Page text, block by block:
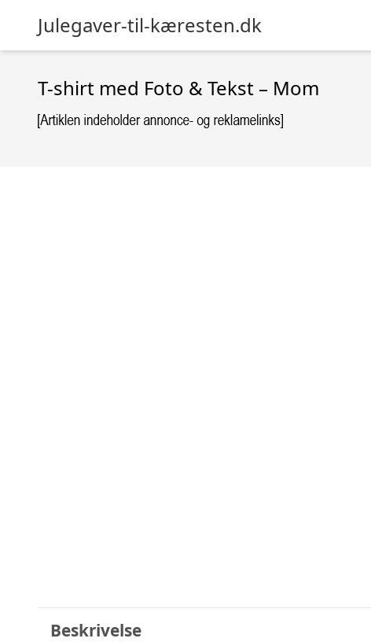
Julegaver-til-kæresten.dk
T-shirt med Foto & Tekst – Mom
Beskrivelse